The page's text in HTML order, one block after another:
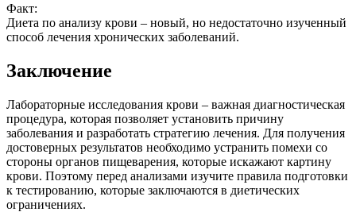
Факт:
Диета по анализу крови – новый, но недостаточно изученный
способ лечения хронических заболеваний.
Заключение
Лабораторные исследования крови – важная диагностическая
процедура, которая позволяет установить причину
заболевания и разработать стратегию лечения. Для получения
достоверных результатов необходимо устранить помехи со
стороны органов пищеварения, которые искажают картину
крови. Поэтому перед анализами изучите правила подготовки
к тестированию, которые заключаются в диетических
ограничениях.